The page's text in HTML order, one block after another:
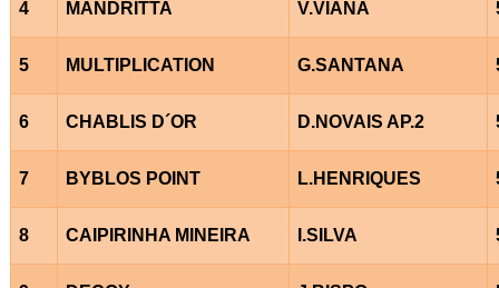
4 MANDRITTA V.VIANA
5 MULTIPLICATION G.SANTANA
6 CHABLIS D´OR D.NOVAIS AP.2
7 BYBLOS POINT L.HENRIQUES
8 CAIPIRINHA MINEIRA I.SILVA